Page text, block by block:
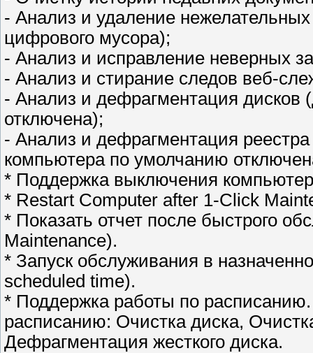
- Анализ и удаление
цифрового мусора);
- Анализ и исправление неверных
- Анализ и стирание следов веб-
- Анализ и дефрагментация дисков
отключена);
- Анализ и дефрагментация
компьютера по умолчанию
* Поддержка выключения
* Restart Computer after 1-Click
* Показать отчет после быстрого
Maintenance).
* Запуск обслуживания в
scheduled time).
* Поддержка работы по
расписанию: Очистка диска,
Дефрагментация жесткого диска.